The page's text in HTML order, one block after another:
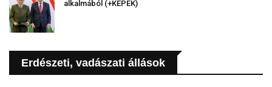
alkalmából (+KÉPEK)
Erdészeti, vadászati állások